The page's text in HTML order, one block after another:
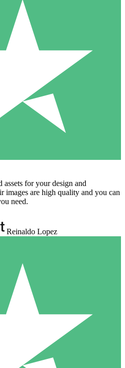
for your design and
images are high quality and you can
need.
Reinaldo Lopez